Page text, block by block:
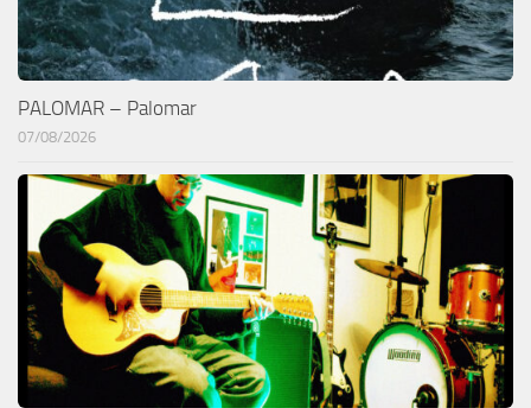
PALOMAR – Palomar
07/08/2026